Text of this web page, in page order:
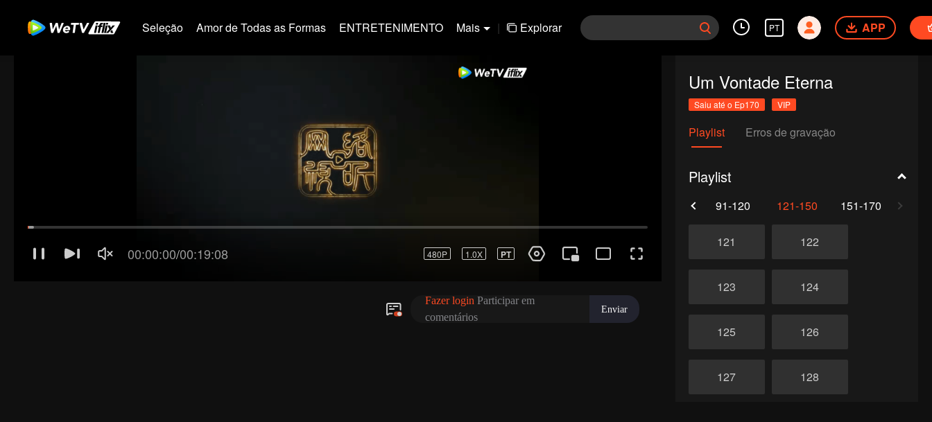
Seleção Amor de Todas as Formas ENTRETENIMENTO Mais | Explorar PT APP
Um Vontade Eterna
Saiu até o Ep170 VIP
Playlist Erros de gravação
Playlist
91-120 121-150 151-170
121 122
123 124
125 126
127 128